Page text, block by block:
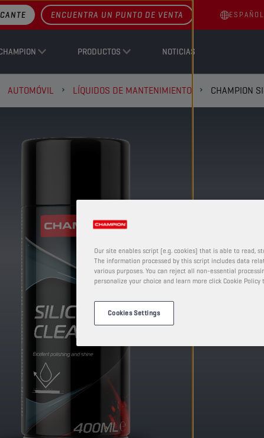
PRODUCTOS NOTICIAS
ENCUENTRA UN PUNTO DE VENTA ESPAÑOL
AUTOMÓVIL LÍQUIDOS DE MANTENIMIENTO CHAMPION
Our site enables script (e.g. cookies) that is able to read,
The information processed by this script includes data
various purposes. You can reject all non-essential
personalize your choice and learn more click Cookie
Cookies Settings